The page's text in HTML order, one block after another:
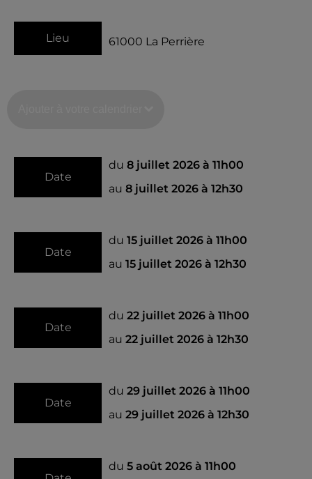
Lieu 61000 La Perrière
Date
du 8 juillet 2026 à 11h00
au 8 juillet 2026 à 12h30
Date
du 15 juillet 2026 à 11h00
au 15 juillet 2026 à 12h30
Date
du 22 juillet 2026 à 11h00
au 22 juillet 2026 à 12h30
Date
du 29 juillet 2026 à 11h00
au 29 juillet 2026 à 12h30
du 5 août 2026 à 11h00